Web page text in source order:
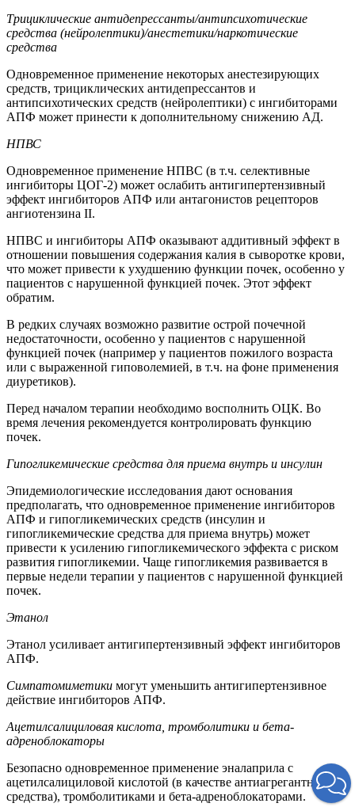
Трициклические антидепрессанты/антипсихотические
средства (нейролептики)/анестетики/наркотические
средства
Одновременное применение некоторых анестезирующих
средств, трициклических антидепрессантов и
антипсихотических средств (нейролептики) с ингибиторами
АПФ может принести к дополнительному снижению АД.
НПВС
Одновременное применение НПВС (в т.ч. селективные
ингибиторы ЦОГ-2) может ослабить антигипертензивный
эффект ингибиторов АПФ или антагонистов рецепторов
ангиотензина II.
НПВС и ингибиторы АПФ оказывают аддитивный эффект в
отношении повышения содержания калия в сыворотке крови,
что может привести к ухудшению функции почек, особенно у
пациентов с нарушенной функцией почек. Этот эффект
обратим.
В редких случаях возможно развитие острой почечной
недостаточности, особенно у пациентов с нарушенной
функцией почек (например у пациентов пожилого возраста
или с выраженной гиповолемией, в т.ч. на фоне применения
диуретиков).
Перед началом терапии необходимо восполнить ОЦК. Во
время лечения рекомендуется контролировать функцию
почек.
Гипогликемические средства для приема внутрь и инсулин
Эпидемиологические исследования дают основания
предполагать, что одновременное применение ингибиторов
АПФ и гипогликемических средств (инсулин и
гипогликемические средства для приема внутрь) может
привести к усилению гипогликемического эффекта с риском
развития гипогликемии. Чаще гипогликемия развивается в
первые недели терапии у пациентов с нарушенной функцией
почек.
Этанол
Этанол усиливает антигипертензивный эффект ингибиторов
АПФ.
Симпатомиметики могут уменьшить антигипертензивное
действие ингибиторов АПФ.
Ацетилсалициловая кислота, тромболитики и бета-
адреноблокаторы
Безопасно одновременное применение эналаприла с
ацетилсалициловой кислотой (в качестве антиагрегантного
средства), тромболитиками и бета-адреноблокаторами.